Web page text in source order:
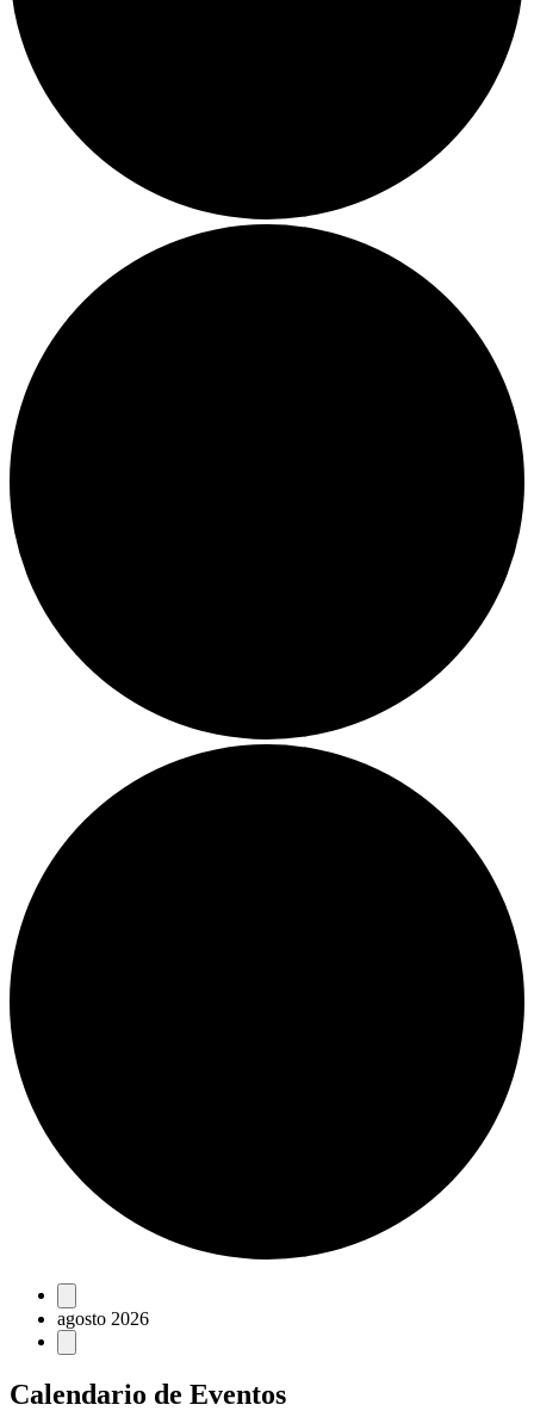
Eventos
agosto 2026
Calendario de Eventos